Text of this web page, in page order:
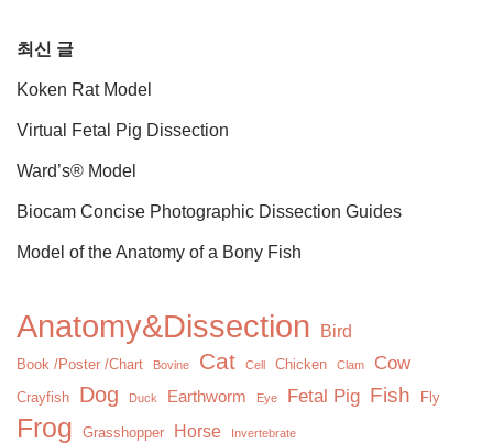
최신 글
Koken Rat Model
Virtual Fetal Pig Dissection
Ward’s® Model
Biocam Concise Photographic Dissection Guides
Model of the Anatomy of a Bony Fish
Anatomy&Dissection Bird
Book /Poster /Chart Bovine Cat Cell Chicken Clam Cow
Crayfish Dog Duck Earthworm Eye Fetal Pig Fish Fly
Frog Grasshopper Horse Invertebrate